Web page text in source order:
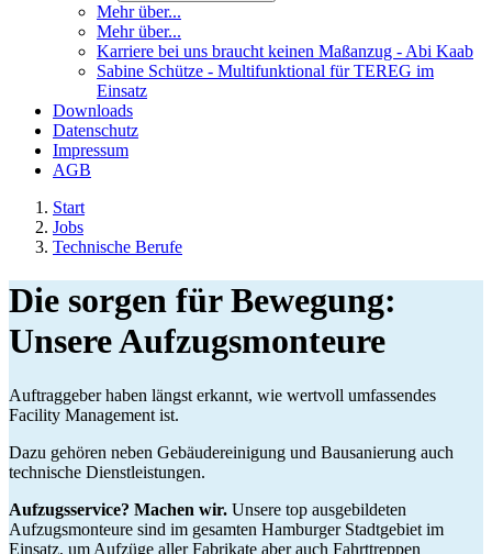
Mehr über...
Mehr über...
Karriere bei uns braucht keinen Maßanzug - Abi Kaab
Sabine Schütze - Multifunktional für TEREG im
Einsatz
Downloads
Datenschutz
Impressum
AGB
Start
Jobs
Technische Berufe
Die sorgen für Bewegung:
Unsere Aufzugsmonteure
Auftraggeber haben längst erkannt, wie wertvoll umfassendes
Facility Management ist.
Dazu gehören neben Gebäudereinigung und Bausanierung auch
technische Dienstleistungen.
Aufzugsservice? Machen wir. Unsere top ausgebildeten
Aufzugsmonteure sind im gesamten Hamburger Stadtgebiet im
Einsatz, um Aufzüge aller Fabrikate aber auch Fahrttreppen